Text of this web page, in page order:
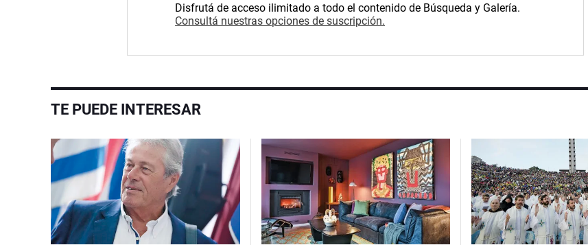
Disfrutá de acceso ilimitado a todo el contenido de Búsqueda y Galería.
Consultá nuestras opciones de suscripción.
TE PUEDE INTERESAR